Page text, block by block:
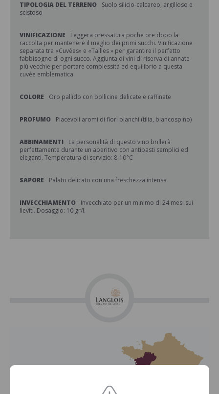
TIPOLOGIA DEL TERRENO
Suolo silicio-calcareo, argilloso e
scistoso
VINIFICAZIONE
Leggera pressatura poche ore dopo la
raccolta per mantenere il meglio dei primi succhi. Vinificazione
separata tra «Cuvées» e «Tailles » per garantire il perfetto
fabbisogno di ogni succo. Aggiunta di vini di riserva di annate
più vecchie per portare complessità ed equilibrio a questa
cuvée emblematica.
COLORE Oro pallido con bollicine delicate e raffinate
PROFUMO Piacevoli aromi di fiori bianchi (tilia, biancospino)
ABBINAMENTI
La personalità di questo vino brillerà
perfettamente durante un aperitivo con antipasti semplici ed
eleganti. Temperatura di servizio: 8-10°C
SAPORE Palato delicato con una freschezza intensa
INVECCHIAMENTO
Invecchiato per un minimo di 24 mesi sui
lieviti. Dosaggio: 10 gr/l.